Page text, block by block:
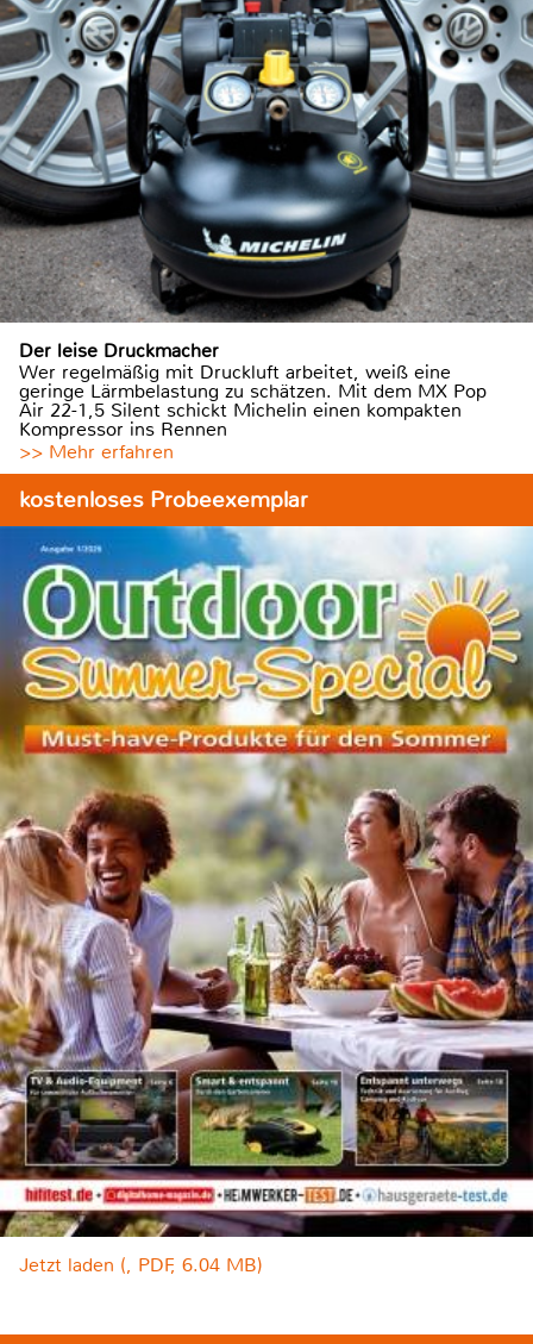
Der leise Druckmacher
Wer regelmäßig mit Druckluft arbeitet, weiß eine
geringe Lärmbelastung zu schätzen. Mit dem MX Pop
Air 22-1,5 Silent schickt Michelin einen kompakten
Kompressor ins Rennen
>> Mehr erfahren
kostenloses Probeexemplar
Jetzt laden (, PDF, 6.04 MB)